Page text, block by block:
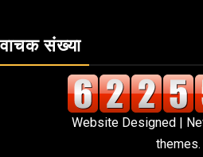
वाचक संख्या
Website Designed |
themes.